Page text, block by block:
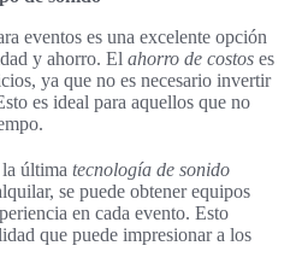
eventos es una excelente opción
y ahorro. El ahorro de costos es
ya que no es necesario invertir
es ideal para aquellos que no
última tecnología de sonido
se puede obtener equipos
en cada evento. Esto
que puede impresionar a los